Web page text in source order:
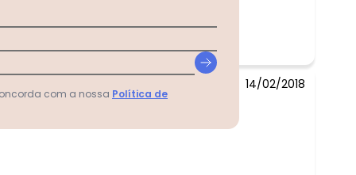
14/02/2018
com a nossa Política de